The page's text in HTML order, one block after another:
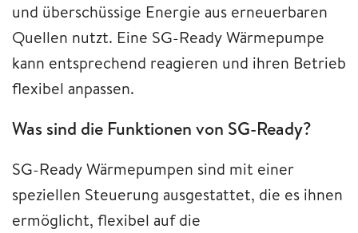
und überschüssige Energie aus erneuerbaren
Quellen nutzt. Eine SG-Ready Wärmepumpe
kann entsprechend reagieren und ihren Betrieb
flexibel anpassen.
Was sind die Funktionen von SG-Ready?
SG-Ready Wärmepumpen sind mit einer
speziellen Steuerung ausgestattet, die es ihnen
ermöglicht, flexibel auf die